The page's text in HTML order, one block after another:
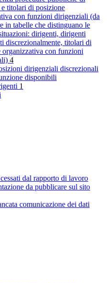
e titolari di posizione
con funzioni dirigenziali (da
in tabelle che distinguano le
dirigenti, dirigenti
discrezionalmente, titolari di
organizzativa con funzioni
4
dirigenziali discrezionali
disponibili
1
dal rapporto di lavoro
da pubblicare sul sito
comunicazione dei dati